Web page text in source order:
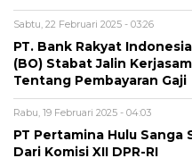
Sabtu, 22 Februari 2025 - 03:26
PT. Bank Rakyat
(BO) Stabat Jalin
Tentang Pembayaran Gaji
Rabu, 19 Februari 2025 - 04:03
PT Pertamina Hulu Sanga
Dari Komisi XII DPR-RI